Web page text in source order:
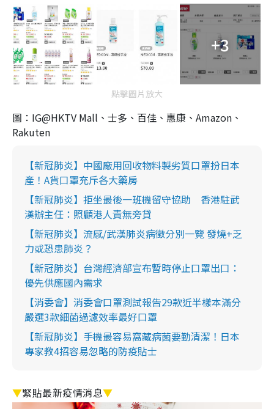
+3
點擊圖片放大
圖：IG@HKTV Mall、士多、百佳、惠康、Amazon、
Rakuten
【新冠肺炎】中國廠用回收物料製劣質口罩扮日本
產！A貨口罩充斥各大藥房
【新冠肺炎】拒坐最後一班機留守協助 香港駐武
漢辦主任：照顧港人責無旁貸
【新冠肺炎】流感/武漢肺炎病徵分別一覽 發燒+乏
力或恐患肺炎？
【新冠肺炎】台灣經濟部宣布暫時停止口罩出口：
優先供應國內需求
【消委會】消委會口罩測試報告29款近半樣本滿分
嚴選3款細菌過濾效率最好口罩
【新冠肺炎】手機最容易窩藏病菌要勤清潔！日本
專家教4招容易忽略的防疫貼士
▼緊貼最新疫情消息▼